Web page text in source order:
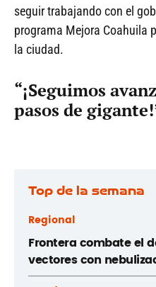
seguir trabajando con el
programa Mejora Coahuila
la ciudad.
“¡Seguimos
pasos de
Top de la semana
Regional
Frontera combate el
vectores con